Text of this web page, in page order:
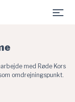
med Røde Kors
omdrejningspunkt.